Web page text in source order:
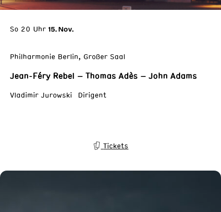
So 20 Uhr 15. Nov.
Philharmonie Berlin, Großer Saal
Jean-Féry Rebel – Thomas Adès – John Adams
Vladimir Jurowski Dirigent
Tickets